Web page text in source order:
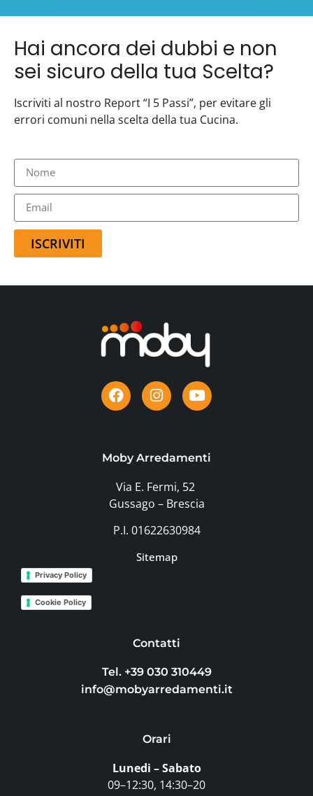
Hai ancora dei dubbi e non
sei sicuro della tua Scelta?
Iscriviti al nostro Report “I 5 Passi”, per evitare gli
errori comuni nella scelta della tua Cucina.
ISCRIVITI
Moby Arredamenti
Via E. Fermi, 52
Gussago – Brescia
P.I. 01622630984
Sitemap
Privacy Policy
Cookie Policy
Contatti
Tel. +39 030 310449
info@mobyarredamenti.it
Orari
Lunedi – Sabato
09–12:30, 14:30–20